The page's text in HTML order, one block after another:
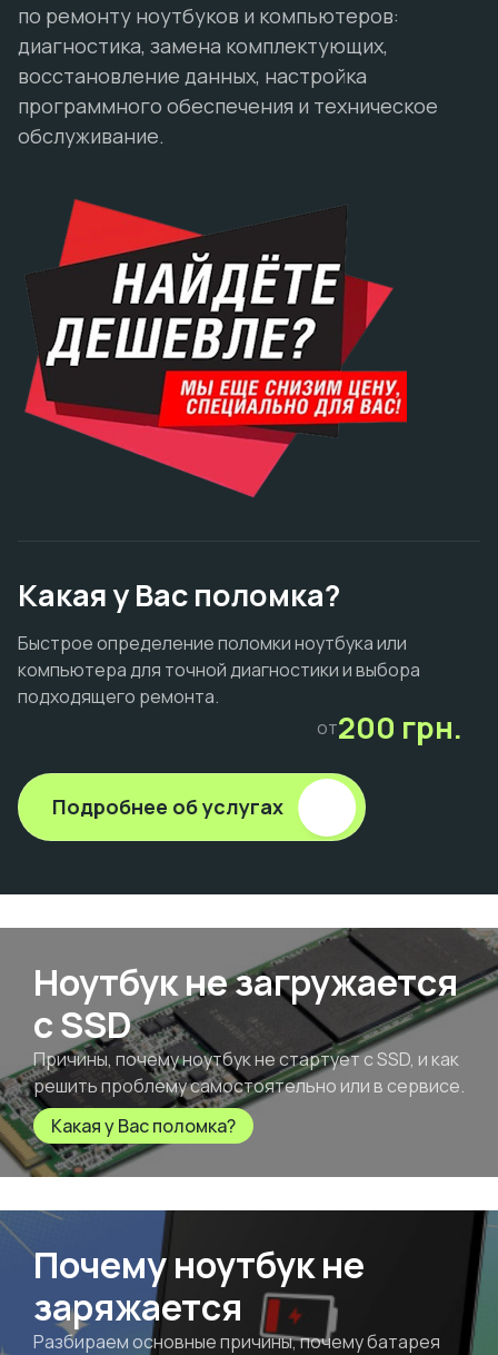
по ремонту ноутбуков и компьютеров:
диагностика, замена комплектующих,
восстановление данных, настройка
программного обеспечения и техническое
обслуживание.
Какая у Вас поломка?
Быстрое определение поломки ноутбука или
компьютера для точной диагностики и выбора
подходящего ремонта.
от200 грн.
Подробнее об услугах
Ноутбук не загружается
с SSD
Причины, почему ноутбук не стартует с SSD, и как
решить проблему самостоятельно или в сервисе.
Какая у Вас поломка?
Почему ноутбук не
заряжается
Разбираем основные причины, почему батарея